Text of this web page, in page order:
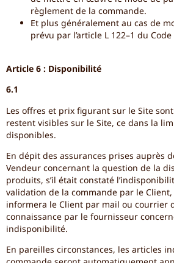
règlement de la commande.
Et plus généralement au cas de
prévu par l’article L 122–1 du
Article 6 : Disponibilité
6.1
Les offres et prix figurant sur le Site
restent visibles sur le Site, ce dans la
disponibles.
En dépit des assurances prises auprès
Vendeur concernant la question de la
produits, s’il était constaté
validation de la commande par le
informera le Client par mail ou courrier
connaissance par le fournisseur
indisponibilité.
En pareilles circonstances, les articles